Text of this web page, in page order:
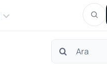
Search